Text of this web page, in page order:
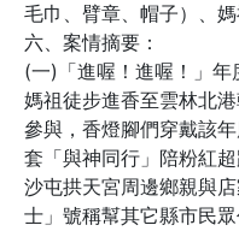
毛巾、臂章、帽子）、媽
六、案情摘要：
(一)「進喔！進喔！」
媽祖徒步進香至雲林北
參與，香燈腳們穿戴該
套「與神同行」陪粉紅
沙屯拱天宮周邊鄉親與
士」號稱幫其它縣市民